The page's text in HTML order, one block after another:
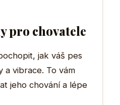
pro chovatele
jak váš pes
a vibrace. To vám
jeho chování a lépe